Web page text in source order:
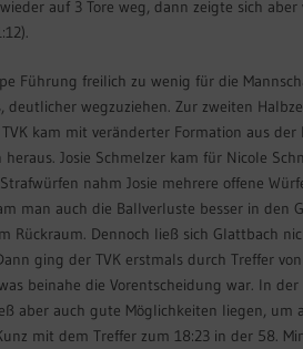
auf 3 Tore weg, dann zeigte sich
Führung freilich zu wenig für die
deutlicher wegzuziehen. Zur zweiten
kam mit veränderter Formation aus
heraus. Josie Schmelzer kam für Nicole
nahm Josie mehrere offene
man auch die Ballverluste besser in den
Rückraum. Dennoch ließ sich Glattbach
ging der TVK erstmals durch Treffer
beinahe die Vorentscheidung war. In
aber auch gute Möglichkeiten liegen,
mit dem Treffer zum 18:23 in der 58.